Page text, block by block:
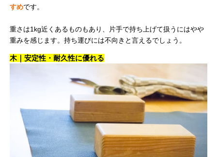
すめです。
重さは1kg近くあるものもあり、片手で持ち上げて扱うにはやや
重みを感じます。持ち運びには不向きと言えるでしょう。
木｜安定性・耐久性に優れる